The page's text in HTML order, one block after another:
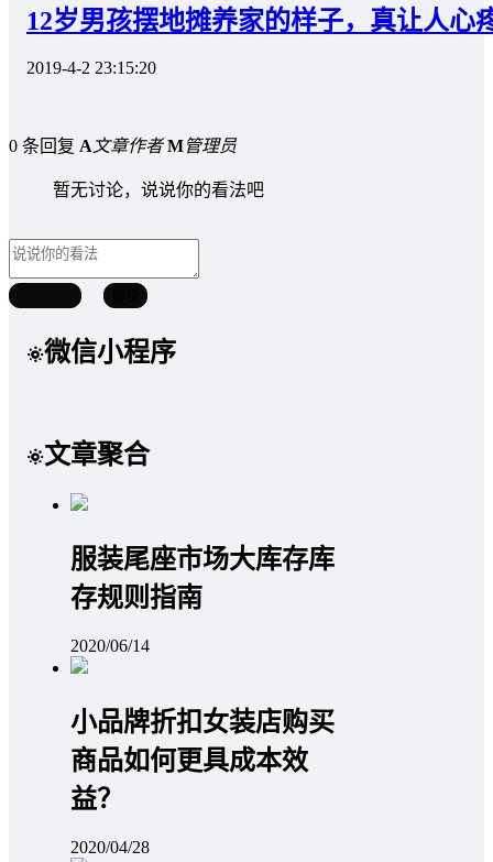
12岁男孩摆地摊养家的样子，真让人心
2019-4-2 23:15:20
0 条回复 A文章作者 M管理员
暂无讨论，说说你的看法吧
微信小程序
文章聚合
服装尾座市场大库存库
存规则指南
2020/06/14
小品牌折扣女装店购买
商品如何更具成本效
益？
2020/04/28